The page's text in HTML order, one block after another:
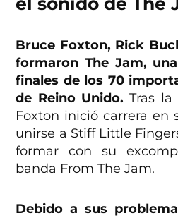
Bruce Foxton, Rick
formaron The Jam,
finales de los 70
de Reino Unido. Tras la
Foxton inició carrera en
unirse a Stiff Little
formar con su
banda From The Jam.
Debido a sus